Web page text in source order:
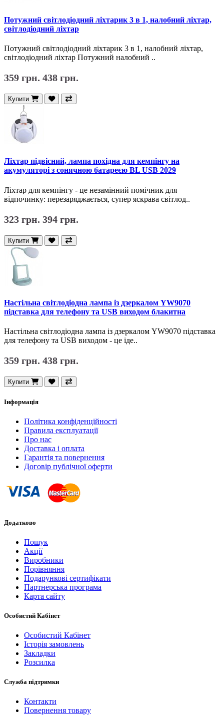
Потужний світлодіодний ліхтарик 3 в 1, налобний ліхтар,
світлодіодний ліхтар
Потужний світлодіодний ліхтарик 3 в 1, налобний ліхтар,
світлодіодний ліхтар Потужний налобний ..
359 грн. 438 грн.
Купити
Ліхтар підвісний, лампа похідна для кемпінгу на
акумуляторі з сонячною батареєю BL USB 2029
Ліхтар для кемпінгу - це незамінний помічник для
відпочинку: перезаряджається, супер яскрава світлод..
323 грн. 394 грн.
Купити
Настільна світлодіодна лампа із дзеркалом YW9070
підставка для телефону та USB виходом блакитна
Настільна світлодіодна лампа із дзеркалом YW9070 підставка
для телефону та USB виходом - це іде..
359 грн. 438 грн.
Купити
Інформація
Політика конфіденційності
Правила експлуатації
Про нас
Доставка і оплата
Гарантія та повернення
Договір публічної оферти
Додатково
Пошук
Акції
Виробники
Порівняння
Подарункові сертифікати
Партнерська програма
Карта сайту
Особистий Кабінет
Особистий Кабінет
Історія замовлень
Закладки
Розсилка
Служба підтримки
Контакти
Повернення товару